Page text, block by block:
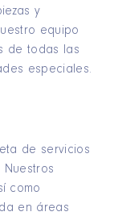
y
equipo
de todas las
especiales.
de servicios
como
en áreas